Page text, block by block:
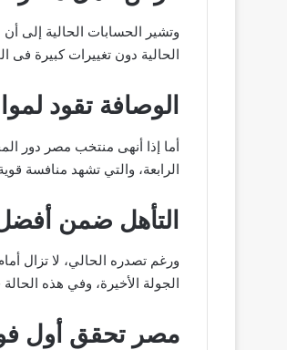
وتشير الحسابات الحالية إلى أن
الحالية دون تغييرات كبيرة فى
الوصافة تقود
أما إذا أنهى منتخب مصر دور
الرابعة، والتي تشهد منافسة
التأهل ضمن أفضل
ورغم تصدره الحالي، لا تزال
الجولة الأخيرة، وفي هذه
مصر تحقق أول